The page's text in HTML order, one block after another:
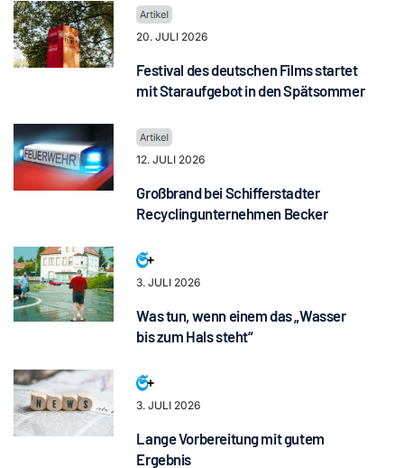
20. JULI 2026
Festival des deutschen Films startet
mit Staraufgebot in den Spätsommer
12. JULI 2026
Großbrand bei Schifferstadter
Recyclingunternehmen Becker
3. JULI 2026
Was tun, wenn einem das „Wasser
bis zum Hals steht“
3. JULI 2026
Lange Vorbereitung mit gutem
Ergebnis